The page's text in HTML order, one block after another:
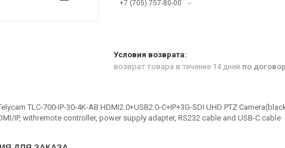
+7 (705) 757-80-00
возврат товара в течение 14 дней по
TLC-700-IP-30-4K-AB HDMI2.0+USB2.0-C+IP+3G-SDI UHD PTZ
IP, withremote controller, power supply adapter, RS232 cable and USB-C cable